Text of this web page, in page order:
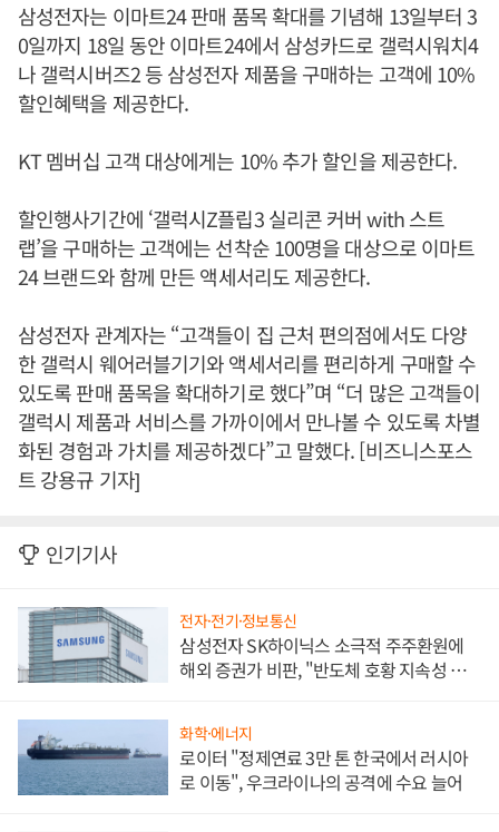
삼성전자는 이마트24 판매 품목 확대를 기념해 13일부터 3
0일까지 18일 동안 이마트24에서 삼성카드로 갤럭시워치4
나 갤럭시버즈2 등 삼성전자 제품을 구매하는 고객에 10%
할인혜택을 제공한다.
KT 멤버십 고객 대상에게는 10% 추가 할인을 제공한다.
할인행사기간에 ‘갤럭시Z플립3 실리콘 커버 with 스트
랩’을 구매하는 고객에는 선착순 100명을 대상으로 이마트
24 브랜드와 함께 만든 액세서리도 제공한다.
삼성전자 관계자는 “고객들이 집 근처 편의점에서도 다양
한 갤럭시 웨어러블기기와 액세서리를 편리하게 구매할 수
있도록 판매 품목을 확대하기로 했다”며 “더 많은 고객들이
갤럭시 제품과 서비스를 가까이에서 만나볼 수 있도록 차별
화된 경험과 가치를 제공하겠다”고 말했다. [비즈니스포스
트 강용규 기자]
인기기사
전자·전기·정보통신
삼성전자 SK하이닉스 소극적 주주환원에
해외 증권가 비판, "반도체 호황 지속성 의
화학·에너지
로이터 "정제연료 3만 톤 한국에서 러시아
로 이동", 우크라이나의 공격에 수요 늘어